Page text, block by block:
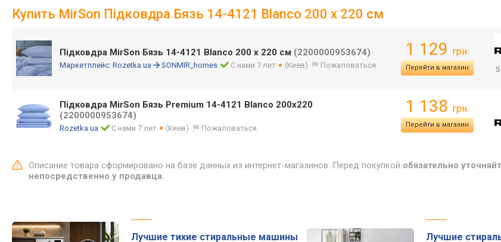
Купить MirSon Підковдра Бязь 14-4121 Blanco 200 x 220 см
Підковдра MirSon Бязь 14-4121 Blanco 200 x 220 см (2200000953674)
Маркетплейс: Rozetka.ua SONMIR_homes С нами 7 лет (Киев) Пожаловаться
1 129 грн.
Перейти в магазин
Підковдра MirSon Бязь Premium 14-4121 Blanco 200х220
(2200000953674)
Rozetka.ua С нами 7 лет (Киев) Пожаловаться
1 138 грн.
Перейти в магазин
Описание товара сформировано на базе данных из интернет-магазинов. Перед покупкой обязательно
непосредственно у продавца.
Лучшие тихие стиральные машины
Лучшие